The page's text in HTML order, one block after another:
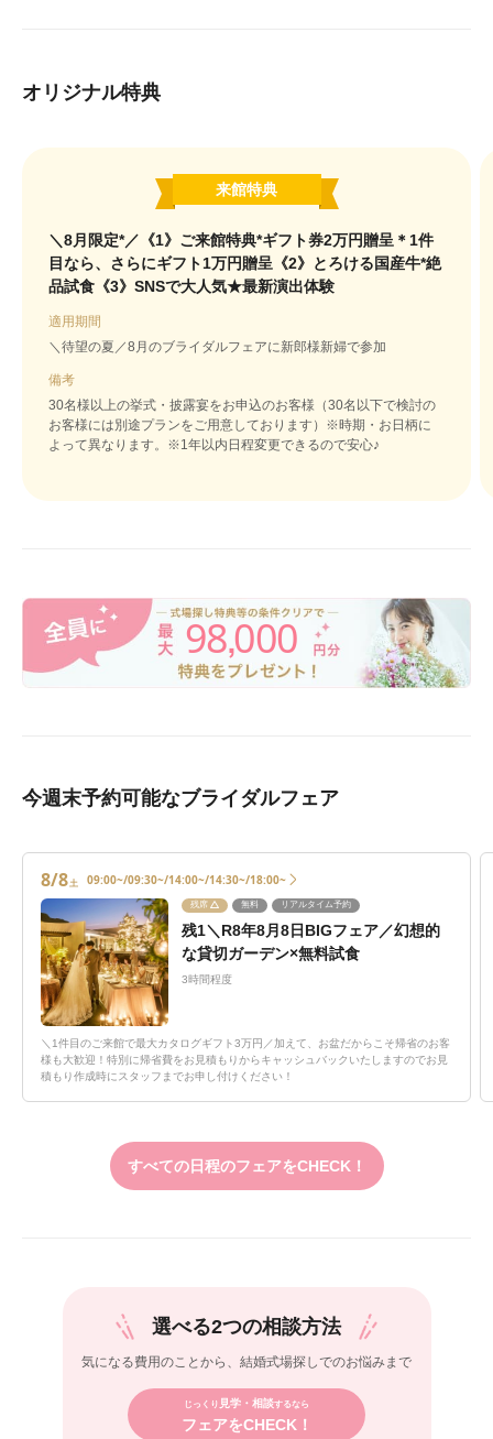
オリジナル特典
来館特典
＼8月限定*／《1》ご来館特典*ギフト券2万円贈呈＊1件
目なら、さらにギフト1万円贈呈《2》とろける国産牛*絶
品試食《3》SNSで大人気★最新演出体験
適用期間
＼待望の夏／8月のブライダルフェアに新郎様新婦で参加
備考
30名様以上の挙式・披露宴をお申込のお客様（30名以下で検討の
お客様には別途プランをご用意しております）※時期・お日柄に
よって異なります。※1年以内日程変更できるので安心♪
98,000
今週末予約可能なブライダルフェア
8/8土 09:00~/09:30~/14:00~/14:30~/18:00~
残席 無料 リアルタイム予約
残1＼R8年8月8日BIGフェア／幻想的
な貸切ガーデン×無料試食
3時間程度
＼1件目のご来館で最大カタログギフト3万円／加えて、お盆だからこそ帰省のお客
様も大歓迎！特別に帰省費をお見積もりからキャッシュバックいたしますのでお見
積もり作成時にスタッフまでお申し付けください！
すべての日程のフェアをCHECK！
選べる2つの相談方法
気になる費用のことから、 結婚式場探しでのお悩みまで
じっくり 見学・相談するなら
フェアをCHECK！